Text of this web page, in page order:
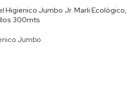
Higienico Jumbo Jr. Marli Ecológico,
300mts
Jumbo